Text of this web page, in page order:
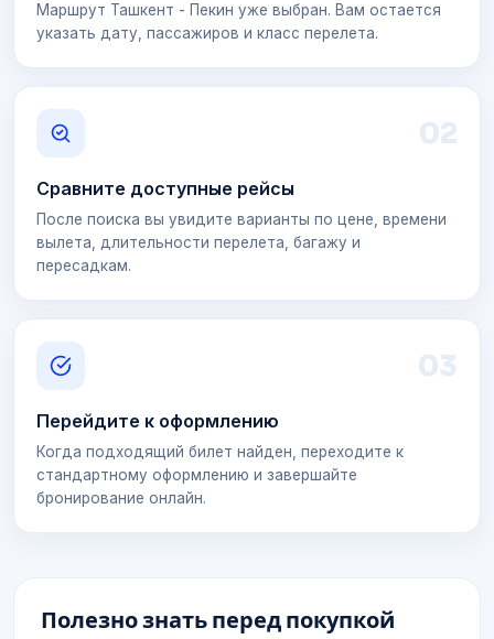
Маршрут Ташкент - Пекин уже выбран. Вам остается
указать дату, пассажиров и класс перелета.
02
Сравните доступные рейсы
После поиска вы увидите варианты по цене, времени
вылета, длительности перелета, багажу и
пересадкам.
03
Перейдите к оформлению
Когда подходящий билет найден, переходите к
стандартному оформлению и завершайте
бронирование онлайн.
Полезно знать перед покупкой